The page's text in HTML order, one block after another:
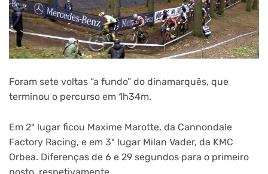
Foram sete voltas “a fundo” do dinamarquês, que
terminou o percurso em 1h34m.
Em 2º lugar ficou Maxime Marotte, da Cannondale
Factory Racing, e em 3º lugar Milan Vader, da KMC
Orbea. Diferenças de 6 e 29 segundos para o primeiro
posto, respetivamente.